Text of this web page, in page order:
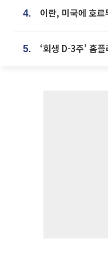
4.
5.